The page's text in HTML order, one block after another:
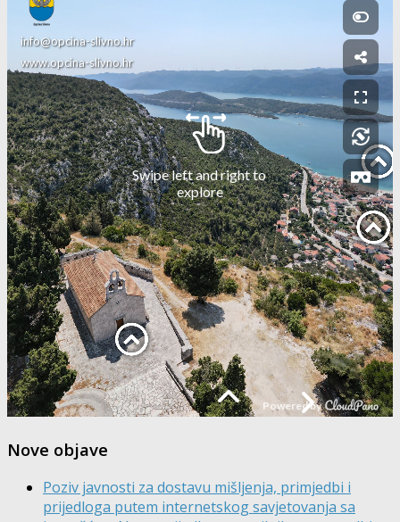
Nove objave
Poziv javnosti za dostavu mišljenja, primjedbi i
prijedloga putem internetskog savjetovanja sa